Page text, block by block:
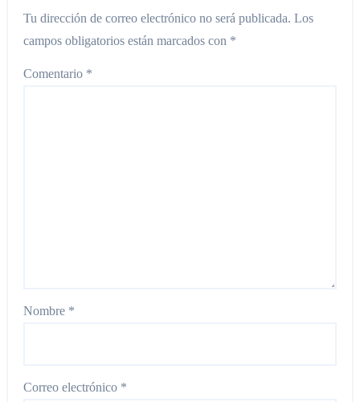
Tu dirección de correo electrónico no será publicada. Los
campos obligatorios están marcados con *
Comentario *
Nombre *
Correo electrónico *